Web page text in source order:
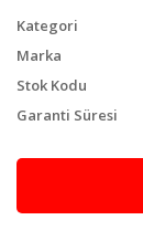
Kategori
Marka
Stok Kodu
Garanti Süresi